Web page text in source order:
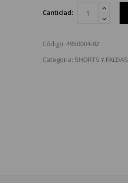
Cantidad:
Código: 4950004-82
Categoria: SHORTS Y FALDAS